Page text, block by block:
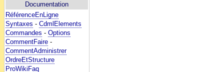
Documentation
RéférenceEnLigne
Syntaxes - CdmlElements
Commandes - Options
CommentFaire -
CommentAdministrer
OrdreEtStructure
ProWikiFaq